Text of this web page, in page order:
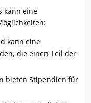
kann eine
kann eine
die einen Teil der
bieten Stipendien für